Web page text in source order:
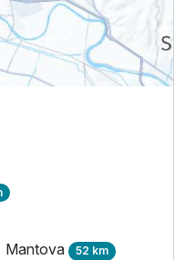
Mantova 52 km